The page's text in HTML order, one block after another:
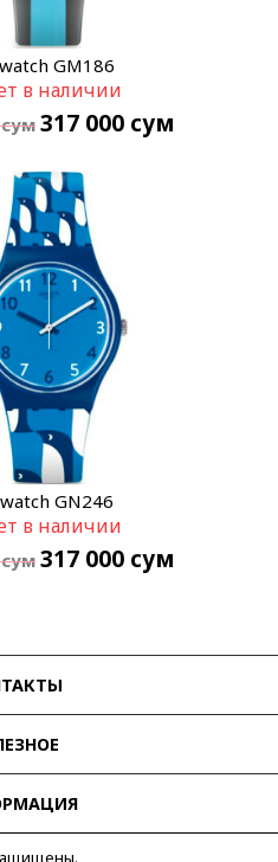
GM186
в наличии
сум 317 000 сум
GN246
в наличии
сум 317 000 сум